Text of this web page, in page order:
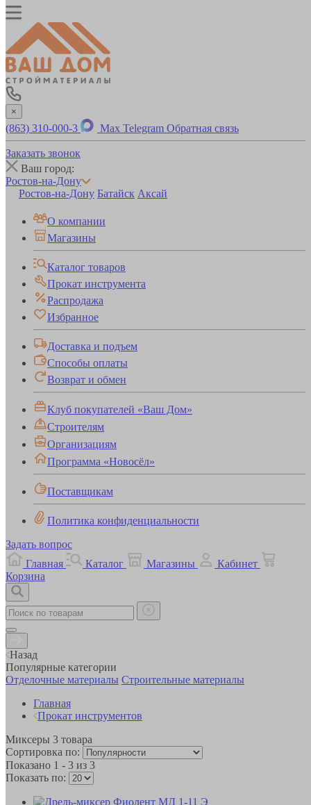
×
(863) 310-000-3 Max Telegram Обратная связь
Заказать звонок
Ваш город:
Ростов-на-Дону
Ростов-на-Дону Батайск Аксай
О компании
Магазины
Каталог товаров
Прокат инструмента
Распродажа
Избранное
Доставка и подъем
Способы оплаты
Возврат и обмен
Клуб покупателей «Ваш Дом»
Строителям
Организациям
Программа «Новосёл»
Поставщикам
Политика конфиденциальности
Задать вопрос
Главная
Каталог Магазины
Кабинет
Корзина
Назад
Популярные категории
Отделочные материалы Строительные материалы
Главная
Прокат инструментов
Миксеры 3 товара
Сортировка по:
Показано 1 - 3 из 3
Показать по: